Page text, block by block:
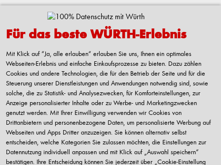
Kontaktieren
Adolf Würth GmbH & Co. KG
74653 Künzelsau-Gaisbach
Deutschland
Alle Kontaktmöglichkeiten
+49 7940 15-2400
info@wuerth.com
Für das beste WÜRTH-Erlebnis
Mit Klick auf “Ja, alle erlauben“ erlauben Sie uns, Ihnen ein optimales
Webseiten-Erlebnis und einfache Einkaufsprozesse zu bieten. Dazu zählen
Cookies und andere Technologien, die für den Betrieb der Seite und für die
Steuerung unserer Dienstleistungen und Anwendungen notwendig sind, sowie
solche, die zu Statistik- und Analysezwecken, für Komforteinstellungen, zur
Anzeige personalisierter Inhalte oder zu Werbe- und Marketingzwecken
genutzt werden. Mit Ihrer Einwilligung verwenden wir Cookies von
Drittanbietern und personenbezogene Daten, um personalisierte Werbung auf
Webseiten und Apps Dritter anzuzeigen. Sie können alternativ selbst
entscheiden, welche Kategorien Sie zulassen möchten, die Einstellungen zur
Datennutzung individuell anpassen und mit Klick auf „Auswahl speichern“
bestätigen. Ihre Entscheidung können Sie jederzeit über „Cookie-Einstellung